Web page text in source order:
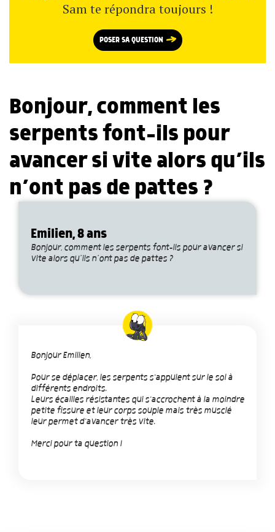
Sam te répondra toujours !
POSER SA QUESTION
Bonjour, comment les
serpents font-ils pour
avancer si vite alors qu’ils
n’ont pas de pattes ?
Emilien, 8 ans
Bonjour, comment les serpents font-ils pour avancer si
vite alors qu’ils n’ont pas de pattes ?
Bonjour Emilien,
Pour se déplacer, les serpents s'appuient sur le sol à
différents endroits.
Leurs écailles résistantes qui s'accrochent à la moindre
petite fissure et leur corps souple mais très musclé
leur permet d'avancer très vite.
Merci pour ta question !